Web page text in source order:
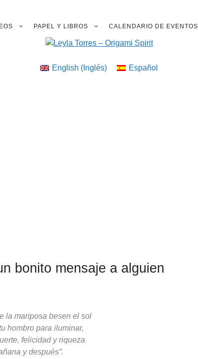
PAPEL Y LIBROS CALENDARIO DE EVENTOS
English ( Inglés) Español
bonito mensaje a alguien
la mariposa besen el sol
hombro para iluminar,
felicidad y riqueza
y después”.